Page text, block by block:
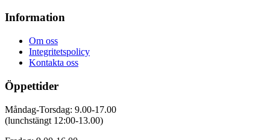
Information
Om oss
Integritetspolicy
Kontakta oss
Öppettider
Måndag-Torsdag: 9.00-17.00
(lunchstängt 12:00-13.00)